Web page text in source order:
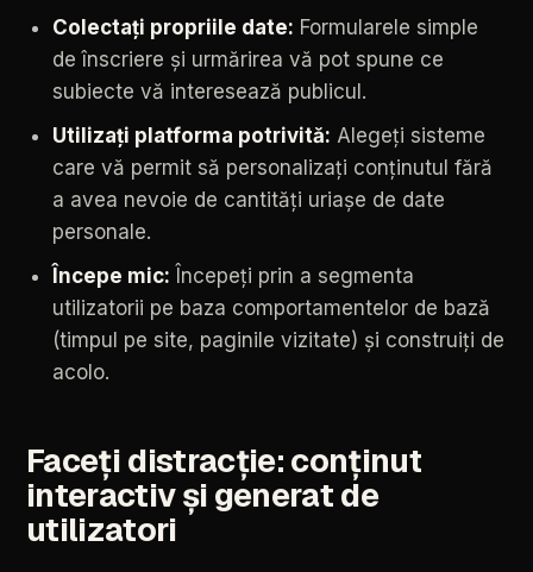
Colectați propriile date: Formularele simple
de înscriere și urmărirea vă pot spune ce
subiecte vă interesează publicul.
Utilizați platforma potrivită: Alegeți sisteme
care vă permit să personalizați conținutul fără
a avea nevoie de cantități uriașe de date
personale.
Începe mic: Începeți prin a segmenta
utilizatorii pe baza comportamentelor de bază
(timpul pe site, paginile vizitate) și construiți de
acolo.
Faceți distracție: conținut
interactivși generat de
utilizatori